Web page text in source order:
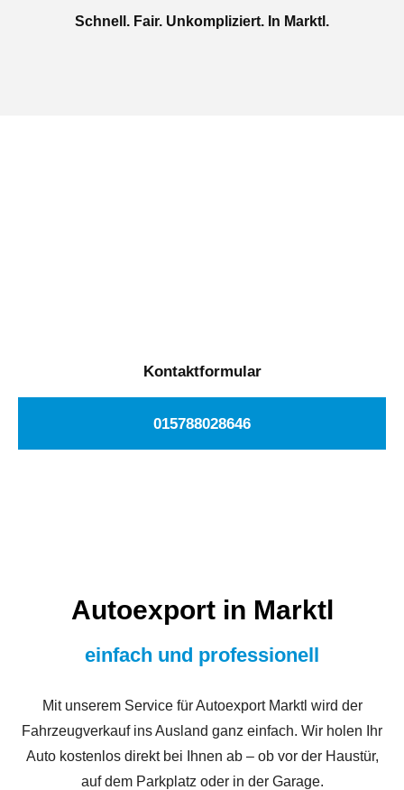
Schnell. Fair. Unkompliziert. In Marktl.
Kontaktformular
015788028646
Autoexport in Marktl
einfach und professionell
Mit unserem Service für Autoexport Marktl wird der
Fahrzeugverkauf ins Ausland ganz einfach. Wir holen Ihr
Auto kostenlos direkt bei Ihnen ab – ob vor der Haustür,
auf dem Parkplatz oder in der Garage.